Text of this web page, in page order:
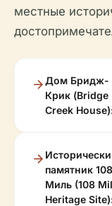
местные
Дом Бридж-
Крик (Bridge
Creek
памятник 108
Миль (108
Heritage